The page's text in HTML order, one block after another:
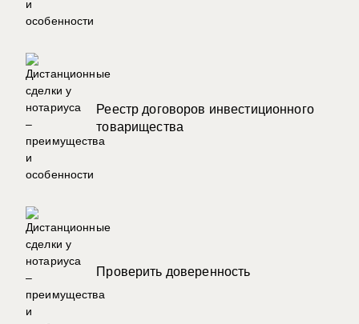
Реестр договоров инвестиционного
товарищества
Проверить доверенность